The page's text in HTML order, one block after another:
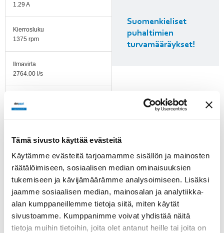
Tämä sivusto käyttää evästeitä
Käytämme evästeitä tarjoamamme sisällön ja mainosten
räätälöimiseen, sosiaalisen median ominaisuuksien
tukemiseen ja kävijämäärämme analysoimiseen. Lisäksi
jaamme sosiaalisen median, mainosalan ja analytiikka-
alan kumppaneillemme tietoja siitä, miten käytät
sivustoamme. Kumppanimme voivat yhdistää näitä
tietoja muihin tietoihin, joita olet antanut heille tai joita on
1.29 A
Kierrosluku
1375 rpm
Ilmavirta
2764.00 l/s
768.00 m3/h
Maksimi 70 °C
Moottorin malli
Jännitesäädettävä
ulkoroottoriasynkronimoottori
Moottorisuoja / Suoja
Sisäänrakennettu
lämpökytkin. Kytkettävä
Suomenkieliset
puhaltimien
turvamääräykset!